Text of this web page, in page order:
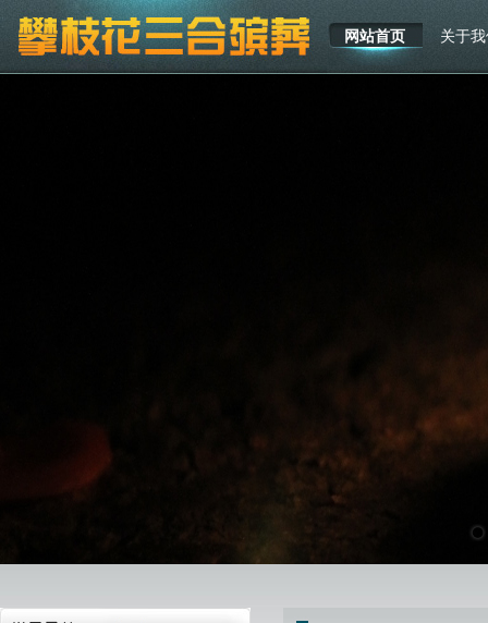
网站首页 关于